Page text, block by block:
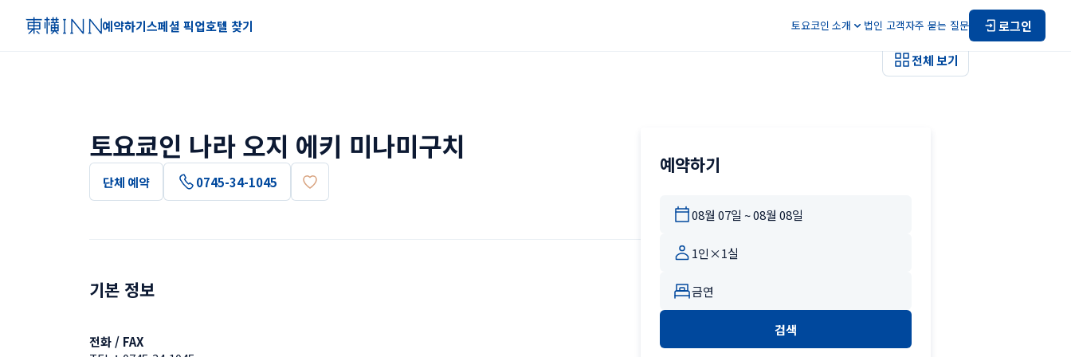
예약하기스페셜 픽업호텔 찾기 토요코인 소개 법인 고객자주 묻는 질문 로그인
전체 보기
토요쿄인 나라 오지 에키 미나미구치
단체 예약 0745-34-1045
기본 정보
전화 / FAX
예약하기
검색